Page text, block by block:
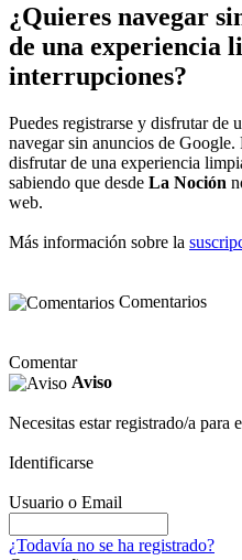
¿Quieres navegar
de una experiencia
interrupciones?
Puedes registrarse y disfrutar de
navegar sin anuncios de Google.
disfrutar de una experiencia
sabiendo que desde La Noción
web.
Más información sobre la
Comentarios
Comentar
Aviso
Necesitas estar registrado/a para
Identificarse
Usuario o Email
¿Todavía no se ha registrado?